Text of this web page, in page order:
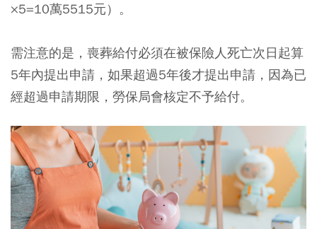
×5=10萬5515元）。
需注意的是，喪葬給付必須在被保險人死亡次日起算
5年內提出申請，如果超過5年後才提出申請，因為已
經超過申請期限，勞保局會核定不予給付。